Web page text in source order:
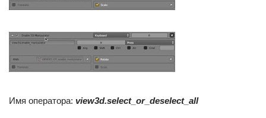
Имя оператора: view3d.select_or_deselect_all